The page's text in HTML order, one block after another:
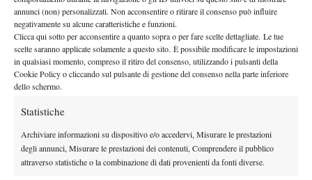
annunci (non) personalizzati. Non acconsentire o ritirare il consenso può influire
negativamente su alcune caratteristiche e funzioni.
Clicca qui sotto per acconsentire a quanto sopra o per fare scelte dettagliate. Le tue
scelte saranno applicate solamente a questo sito. È possibile modificare le impostazioni
in qualsiasi momento, compreso il ritiro del consenso, utilizzando i pulsanti della
Cookie Policy o cliccando sul pulsante di gestione del consenso nella parte inferiore
dello schermo.
Statistiche
Archiviare informazioni su dispositivo e/o accedervi, Misurare le prestazioni
degli annunci, Misurare le prestazioni dei contenuti, Comprendere il pubblico
attraverso statistiche o la combinazione di dati provenienti da fonti diverse.
Infantino e Barazzutti, appena arrivato al “suo” circolo. Roberto
e “Barazza” iniziano, come sempre, a discutere animatamente sul
Progetto Campi Veloce, mentre Infantino cerca di dare
indicazioni a Gaio praticamente dopo ogni punto. Federico fa
fatica a capire, cercando di filtrare qualcosa.. cercando in
l’italo-argentino di Eduardo.. Compito non facile per Gaio, che, a
parte gli scherzi, è parso molto recettivo; ascoltava ogni lettera di
Infantino, cercando di mettere in pratica i suoi dettami!
Da domani si va a Pomezia (dove curerò l’Ufficio Stampa) e,